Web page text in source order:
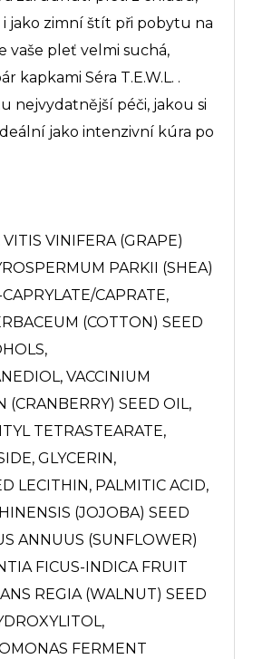
jako zimní štít při pobytu na
vaše pleť velmi suchá,
kapkami Séra T.E.W.L. .
nejvydatnější péči, jakou si
jako intenzivní kúra po
VINIFERA (GRAPE)
PARKII (SHEA)
CAPRATE,
(COTTON) SEED
VACCINIUM
(CRANBERRY) SEED OIL,
TETRASTEARATE,
GLYCERIN,
LECITHIN, PALMITIC ACID,
(JOJOBA) SEED
ANNUUS (SUNFLOWER)
FICUS-INDICA FRUIT
REGIA (WALNUT) SEED
FERMENT